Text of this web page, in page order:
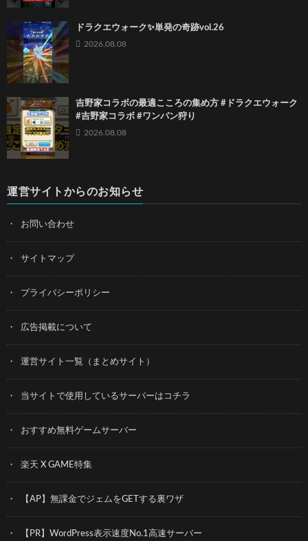
ドラクエウォーク✨単発の奇跡vol.26
2026.08.08
吉野家コラボの最適こころの集め方 #ドラクエウォーク
#吉野家コラボ #ワンパン狩り
2026.08.08
運営サイトからのお知らせ
お問い合わせ
サイトマップ
プライバシーポリシー
広告掲載について
運営サイト一覧（まとめサイト）
当サイトで使用しているサーバーはコチラ
おすすめ無料ゲームサーバー
楽天 X GAME特集
【AP】無課金でジェムをGETする裏ワザ
【PR】WordPress表示速度No.1高速サーバー